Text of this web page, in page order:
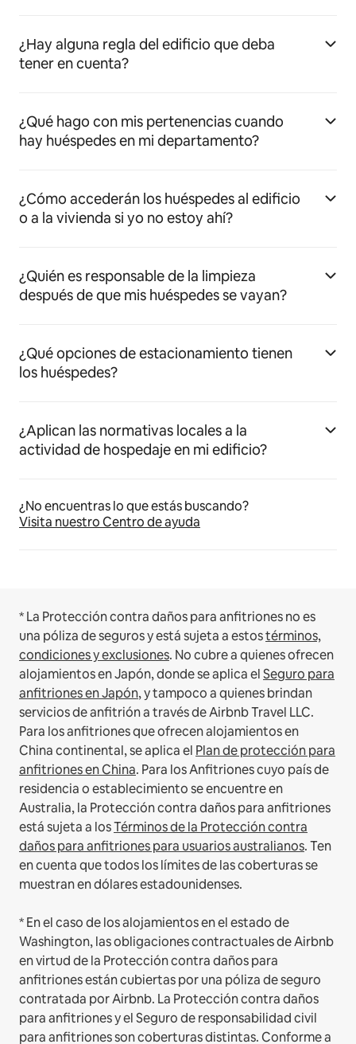
¿Hay alguna regla del edificio que deba
tener en cuenta?
¿Qué hago con mis pertenencias cuando
hay huéspedes en mi departamento?
¿Cómo accederán los huéspedes al edificio
o a la vivienda si yo no estoy ahí?
¿Quién es responsable de la limpieza
después de que mis huéspedes se vayan?
¿Qué opciones de estacionamiento tienen
los huéspedes?
¿Aplican las normativas locales a la
actividad de hospedaje en mi edificio?
¿No encuentras lo que estás buscando?
Visita nuestro Centro de ayuda
* La Protección contra daños para anfitriones no es
una póliza de seguros y está sujeta a estostérminos,
condiciones y exclusiones. No cubre a quienes ofrecen
alojamientos en Japón, donde se aplica elSeguro para
anfitriones en Japón, y tampoco a quienes brindan
servicios de anfitrión a través de Airbnb Travel LLC.
Para los anfitriones que ofrecen alojamientos en
China continental, se aplica el Plan de protección para
anfitriones en China. Para los Anfitriones cuyo país de
residencia o establecimiento se encuentre en
Australia, la Protección contra daños para anfitriones
está sujeta a losTérminos de la Protección contra
daños para anfitriones para usuarios australianos. Ten
en cuenta que todos los límites de las coberturas se
muestran en dólares estadounidenses.
* En el caso de los alojamientos en el estado de
Washington, las obligaciones contractuales de Airbnb
en virtud de la Protección contra daños para
anfitriones están cubiertas por una póliza de seguro
contratada por Airbnb. La Protección contra daños
para anfitriones y el Seguro de responsabilidad civil
para anfitriones son coberturas distintas. Conforme a